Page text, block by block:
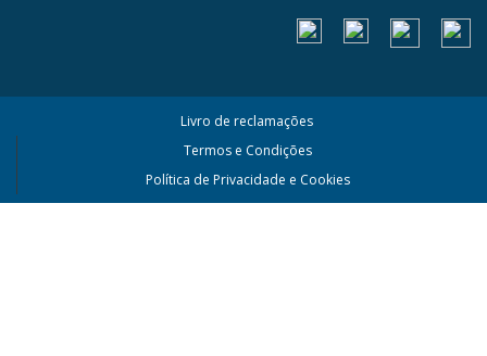
Livro de reclamações
Termos e Condições
Política de Privacidade e Cookies